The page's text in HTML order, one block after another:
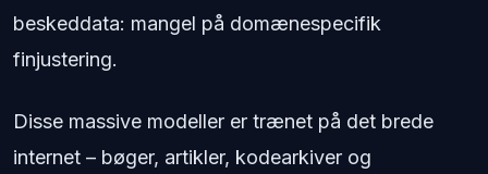
beskeddata: mangel på domænespecifik
finjustering.
Disse massive modeller er trænet på det brede
internet – bøger, artikler, kodearkiver og